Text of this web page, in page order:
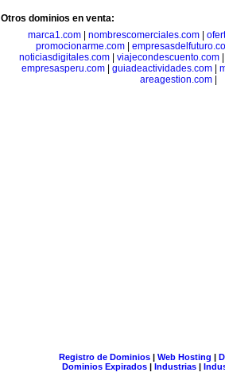
Otros dominios en venta:
marca1.com| nombrescomerciales.com|
promocionarme.com|
noticiasdigitales.com| viajecondescuento.com
empresasperu.com| guiadeactividades.com|
areagestion.com|
Registro de Dominios| Web Hosting |
Dominios Expirados | Industrias |